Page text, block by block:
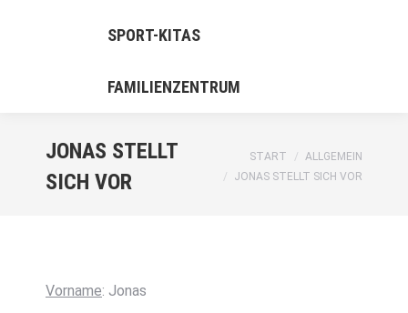
SPORT-KITAS
FAMILIENZENTRUM
JONAS STELLT
SICH VOR
Sie befinden sich hier:
START
ALLGEMEIN
JONAS STELLT SICH VOR
Vorname: Jonas